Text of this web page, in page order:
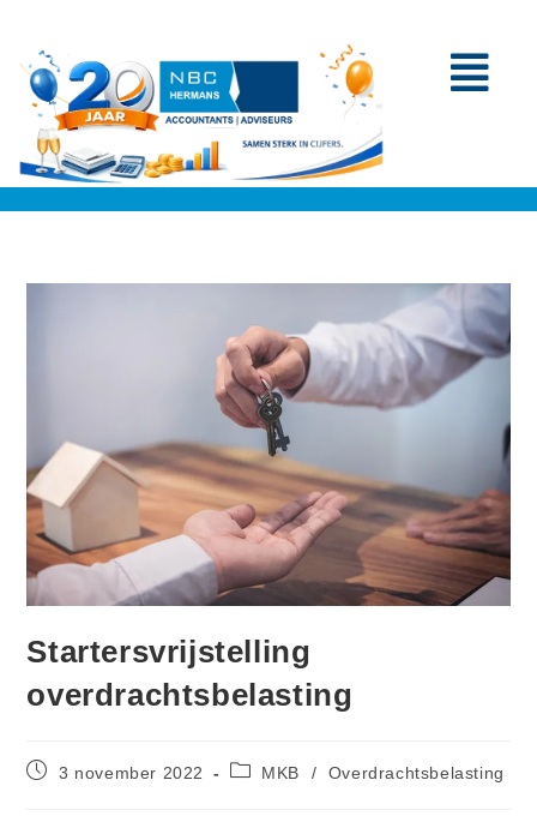
Startersvrijstelling
overdrachtsbelasting
3 november 2022 MKB / Overdrachtsbelasting